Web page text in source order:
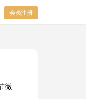
会员注册